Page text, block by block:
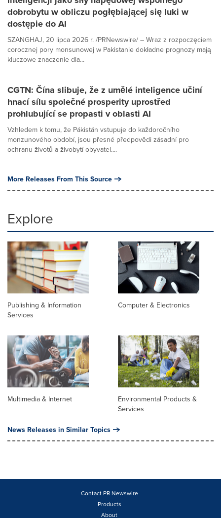
dobrobytu w obliczu pogłębiającej się luki w
dostępie do AI
SZANGHAJ, 20 lipca 2026 r. /PRNewswire/ – Wraz z rozpoczęciem
corocznej pory monsunowej w Pakistanie dokładne prognozy mają
kluczowe znaczenie dla...
CGTN: Čína slibuje, že z umělé inteligence učiní
hnací sílu společné prosperity uprostřed
prohlubující se propasti v oblasti AI
Vzhledem k tomu, že Pákistán vstupuje do každoročního
monzunového období, jsou přesné předpovědi zásadní pro
ochranu životů a živobytí obyvatel....
More Releases From This Source
Explore
Publishing & Information
Services
Computer & Electronics
Multimedia & Internet
Environmental Products &
Services
News Releases in Similar Topics
Contact PR Newswire
Products
About